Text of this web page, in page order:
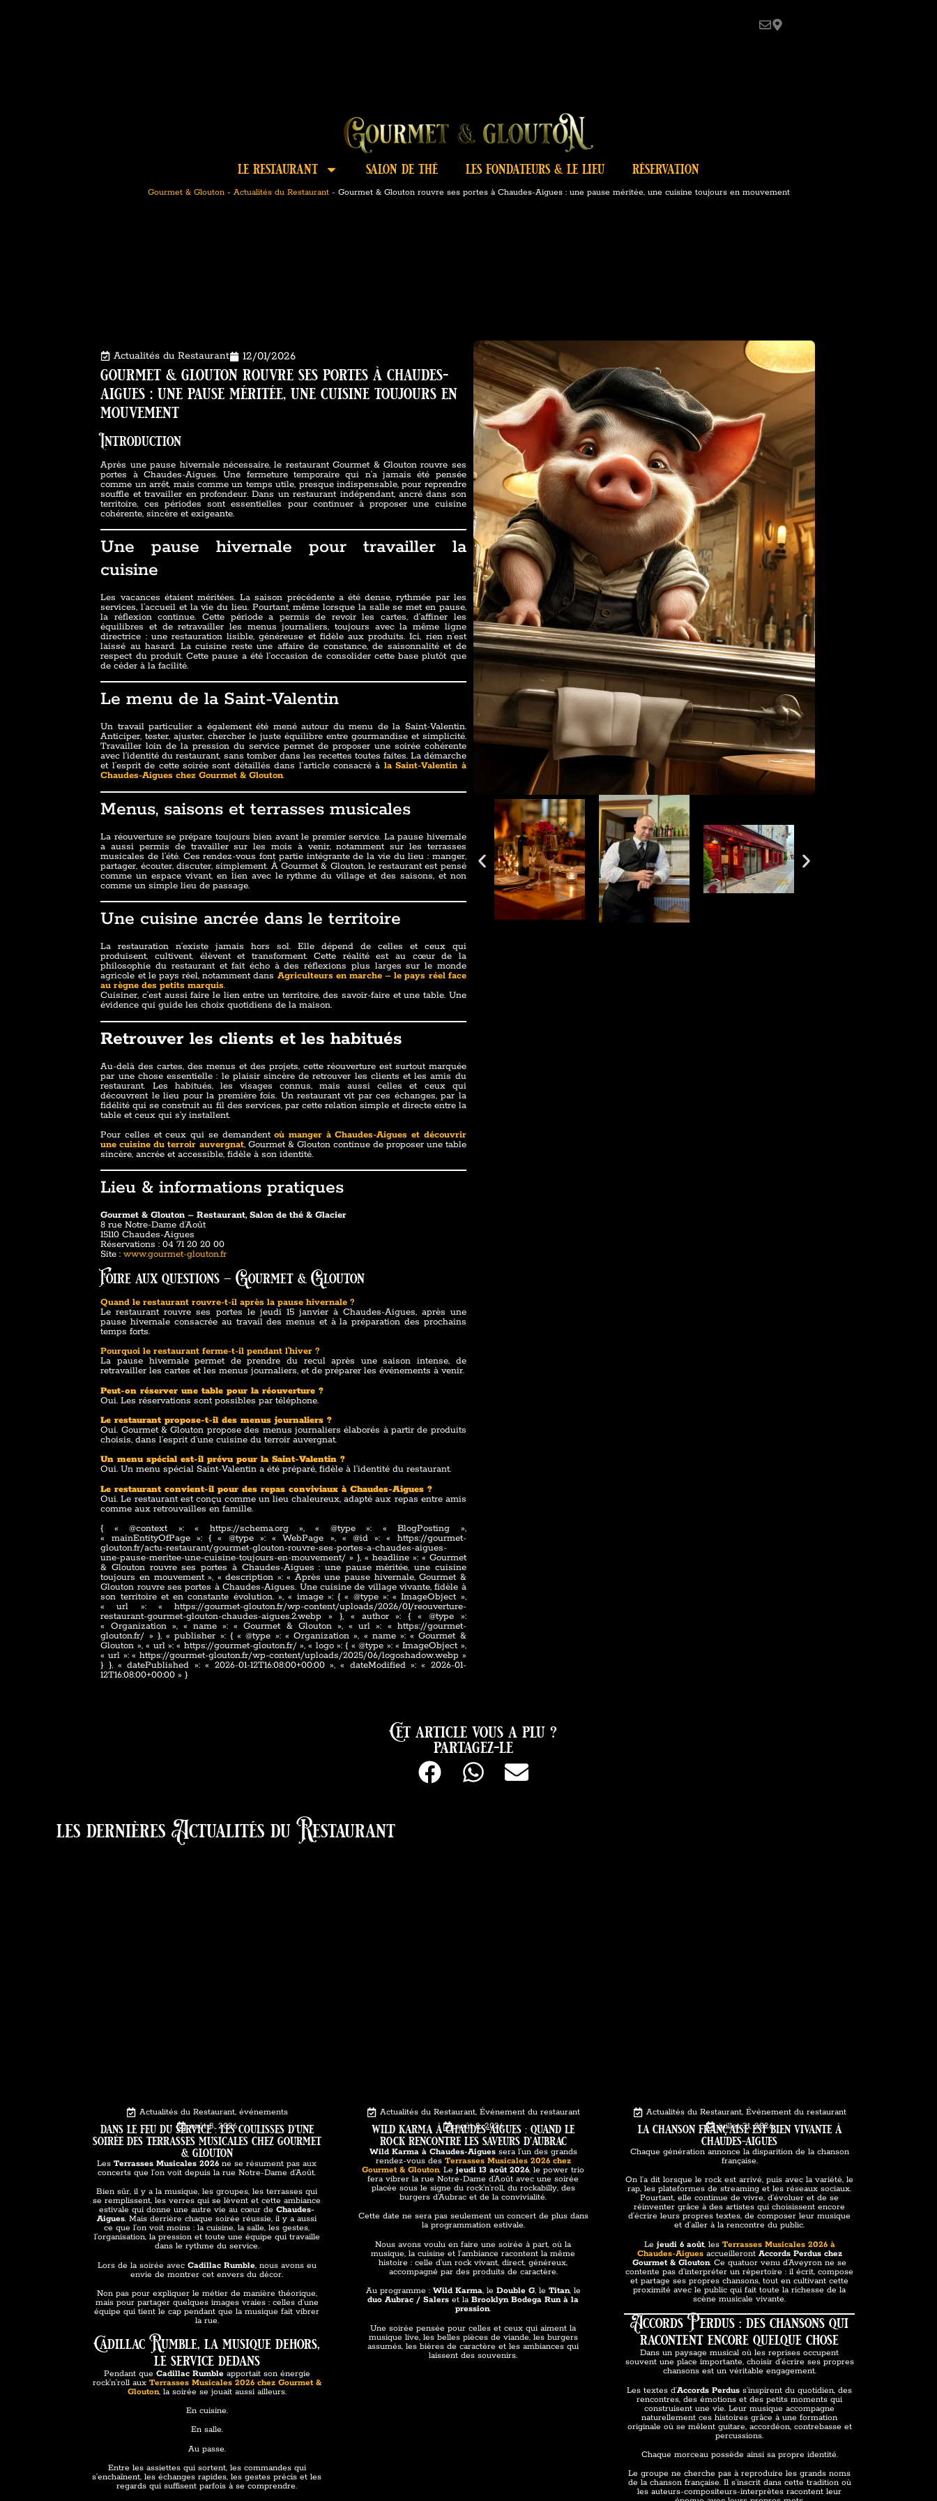
le restaurant salon de thé les fondateurs & le lieu réservation
Gourmet & Glouton- Actualités du Restaurant- Gourmet & Glouton rouvre ses portes à Chaudes-Aigues : une pause méritée, une cuisine toujours en mouvement
Actualités du Restaurant 12/01/2026
gourmet & glouton rouvre ses portes à chaudes-
aigues : une pause méritée, une cuisine toujours en
mouvement
Introduction
Après une pause hivernale nécessaire, le restaurant Gourmet & Glouton rouvre ses
portes à Chaudes-Aigues. Une fermeture temporaire qui n’a jamais été pensée
comme un arrêt, mais comme un temps utile, presque indispensable, pour reprendre
souffle et travailler en profondeur. Dans un restaurant indépendant, ancré dans son
territoire, ces périodes sont essentielles pour continuer à proposer une cuisine
cohérente, sincère et exigeante.
Une pause hivernale pour travailler la
cuisine
Les vacances étaient méritées. La saison précédente a été dense, rythmée par les
services, l’accueil et la vie du lieu. Pourtant, même lorsque la salle se met en pause,
la réflexion continue. Cette période a permis de revoir les cartes, d’affiner les
équilibres et de retravailler les menus journaliers, toujours avec la même ligne
directrice : une restauration lisible, généreuse et fidèle aux produits. Ici, rien n’est
laissé au hasard. La cuisine reste une affaire de constance, de saisonnalité et de
respect du produit. Cette pause a été l’occasion de consolider cette base plutôt que
de céder à la facilité.
Le menu de la Saint-Valentin
Un travail particulier a également été mené autour du menu de la Saint-Valentin.
Anticiper, tester, ajuster, chercher le juste équilibre entre gourmandise et simplicité.
Travailler loin de la pression du service permet de proposer une soirée cohérente
avec l’identité du restaurant, sans tomber dans les recettes toutes faites. La démarche
et l’esprit de cette soirée sont détaillés dans l’article consacré à la Saint-Valentin à
Chaudes-Aigues chez Gourmet & Glouton.
Menus, saisons et terrasses musicales
La réouverture se prépare toujours bien avant le premier service. La pause hivernale
a aussi permis de travailler sur les mois à venir, notamment sur les terrasses
musicales de l’été. Ces rendez-vous font partie intégrante de la vie du lieu : manger,
partager, écouter, discuter, simplement. À Gourmet & Glouton, le restaurant est pensé
comme un espace vivant, en lien avec le rythme du village et des saisons, et non
comme un simple lieu de passage.
Une cuisine ancrée dans le territoire
La restauration n’existe jamais hors sol. Elle dépend de celles et ceux qui
produisent, cultivent, élèvent et transforment. Cette réalité est au cœur de la
philosophie du restaurant et fait écho à des réflexions plus larges sur le monde
agricole et le pays réel, notamment dans Agriculteurs en marche – le pays réel face
au règne des petits marquis.
Cuisiner, c’est aussi faire le lien entre un territoire, des savoir-faire et une table. Une
évidence qui guide les choix quotidiens de la maison.
Retrouver les clients et les habitués
Au-delà des cartes, des menus et des projets, cette réouverture est surtout marquée
par une chose essentielle : le plaisir sincère de retrouver les clients et les amis du
restaurant. Les habitués, les visages connus, mais aussi celles et ceux qui
découvrent le lieu pour la première fois. Un restaurant vit par ces échanges, par la
fidélité qui se construit au fil des services, par cette relation simple et directe entre la
table et ceux qui s’y installent.
Pour celles et ceux qui se demandentoù manger à Chaudes-Aigues et découvrir
une cuisine du terroir auvergnat, Gourmet & Glouton continue de proposer une table
sincère, ancrée et accessible, fidèle à son identité.
Lieu & informations pratiques
Gourmet & Glouton – Restaurant, Salon de thé & Glacier
8 rue Notre-Dame d’Août
15110 Chaudes-Aigues
Réservations : 04 71 20 20 00
Site :www.gourmet-glouton.fr
Foire aux questions – Gourmet & Glouton
Quand le restaurant rouvre-t-il après la pause hivernale ?
Le restaurant rouvre ses portes le jeudi 15 janvier à Chaudes-Aigues, après une
pause hivernale consacrée au travail des menus et à la préparation des prochains
temps forts.
Pourquoi le restaurant ferme-t-il pendant l’hiver ?
La pause hivernale permet de prendre du recul après une saison intense, de
retravailler les cartes et les menus journaliers, et de préparer les événements à venir.
Peut-on réserver une table pour la réouverture ?
Oui. Les réservations sont possibles par téléphone.
Le restaurant propose-t-il des menus journaliers ?
Oui. Gourmet & Glouton propose des menus journaliers élaborés à partir de produits
choisis, dans l’esprit d’une cuisine du terroir auvergnat.
Un menu spécial est-il prévu pour la Saint-Valentin ?
Oui. Un menu spécial Saint-Valentin a été préparé, fidèle à l’identité du restaurant.
Le restaurant convient-il pour des repas conviviaux à Chaudes-Aigues ?
Oui. Le restaurant est conçu comme un lieu chaleureux, adapté aux repas entre amis
comme aux retrouvailles en famille.
{ « @context »: « https://schema.org », « @type »: « BlogPosting »,
« mainEntityOfPage »: { « @type »: « WebPage », « @id »: « https://gourmet-
glouton.fr/actu-restaurant/gourmet-glouton-rouvre-ses-portes-a-chaudes-aigues-
une-pause-meritee-une-cuisine-toujours-en-mouvement/ » }, « headline »: « Gourmet
& Glouton rouvre ses portes à Chaudes-Aigues : une pause méritée, une cuisine
toujours en mouvement », « description »: « Après une pause hivernale, Gourmet &
Glouton rouvre ses portes à Chaudes-Aigues. Une cuisine de village vivante, fidèle à
son territoire et en constante évolution. », « image »: { « @type »: « ImageObject »,
« url »: « https://gourmet-glouton.fr/wp-content/uploads/2026/01/reouverture-
restaurant-gourmet-glouton-chaudes-aigues.2.webp » }, « author »: { « @type »:
« Organization », « name »: « Gourmet & Glouton », « url »: « https://gourmet-
glouton.fr/ » }, « publisher »: { « @type »: « Organization », « name »: « Gourmet &
Glouton », « url »: « https://gourmet-glouton.fr/ », « logo »: { « @type »: « ImageObject »,
« url »: « https://gourmet-glouton.fr/wp-content/uploads/2025/06/logoshadow.webp »
} }, « datePublished »: « 2026-01-12T16:08:00+00:00 », « dateModified »: « 2026-01-
12T16:08:00+00:00 » }
Cet article vous a plu ?
partagez-le
les dernièresActualités du Restaurant
Actualités du Restaurant, événements
août 8, 2026
dans le feu du service : les coulisses d’une
soirée des terrasses musicales chez gourmet
& glouton
LesTerrasses Musicales 2026 ne se résument pas aux
concerts que l’on voit depuis la rue Notre-Dame d’Août.
Bien sûr, il y a la musique, les groupes, les terrasses qui
se remplissent, les verres qui se lèvent et cette ambiance
estivale qui donne une autre vie au cœur deChaudes-
Aigues. Mais derrière chaque soirée réussie, il y a aussi
ce que l’on voit moins : la cuisine, la salle, les gestes,
l’organisation, la pression et toute une équipe qui travaille
dans le rythme du service.
Lors de la soirée avec Cadillac Rumble, nous avons eu
envie de montrer cet envers du décor.
Non pas pour expliquer le métier de manière théorique,
mais pour partager quelques images vraies : celles d’une
équipe qui tient le cap pendant que la musique fait vibrer
la rue.
Cadillac Rumble, la musique dehors,
le service dedans
Pendant que Cadillac Rumbleapportait son énergie
rock’n’roll aux Terrasses Musicales 2026 chez Gourmet &
Glouton, la soirée se jouait aussi ailleurs.
En cuisine.
En salle.
Au passe.
Entre les assiettes qui sortent, les commandes qui
s’enchaînent, les échanges rapides, les gestes précis et les
regards qui suffisent parfois à se comprendre.
Actualités du Restaurant, Événement du restaurant
août 8, 2026
wild karma à chaudes-aigues : quand le
rock rencontre les saveurs d’aubrac
Wild Karma à Chaudes-Aiguessera l’un des grands
rendez-vous des Terrasses Musicales 2026 chez
Gourmet & Glouton. Lejeudi 13 août 2026, le power trio
fera vibrer la rue Notre-Dame d’Août avec une soirée
placée sous le signe du rock’n’roll, du rockabilly, des
burgers d’Aubrac et de la convivialité.
Cette date ne sera pas seulement un concert de plus dans
la programmation estivale.
Nous avons voulu en faire une soirée à part, où la
musique, la cuisine et l’ambiance racontent la même
histoire : celle d’un rock vivant, direct, généreux,
accompagné par des produits de caractère.
Au programme : Wild Karma, le Double G, le Titan, le
duo Aubrac / Salers et laBrooklyn Bodega Run à la
pression.
Une soirée pensée pour celles et ceux qui aiment la
musique live, les belles pièces de viande, les burgers
assumés, les bières de caractère et les ambiances qui
laissent des souvenirs.
Actualités du Restaurant, Événement du restaurant
juillet 31, 2026
la chanson française est bien vivante à
chaudes-aigues
Chaque génération annonce la disparition de la chanson
française.
On l’a dit lorsque le rock est arrivé, puis avec la variété, le
rap, les plateformes de streaming et les réseaux sociaux.
Pourtant, elle continue de vivre, d’évoluer et de se
réinventer grâce à des artistes qui choisissent encore
d’écrire leurs propres textes, de composer leur musique
et d’aller à la rencontre du public.
Le jeudi 6 août, les Terrasses Musicales 2026 à
Chaudes-Aiguesaccueilleront Accords Perdus chez
Gourmet & Glouton. Ce quatuor venu d’Aveyron ne se
contente pas d’interpréter un répertoire : il écrit, compose
et partage ses propres chansons, tout en cultivant cette
proximité avec le public qui fait toute la richesse de la
scène musicale vivante.
Accords Perdus : des chansons qui
racontent encore quelque chose
Dans un paysage musical où les reprises occupent
souvent une place importante, choisir d’écrire ses propres
chansons est un véritable engagement.
Les textes d’Accords Perdus s’inspirent du quotidien, des
rencontres, des émotions et des petits moments qui
construisent une vie. Leur musique accompagne
naturellement ces histoires grâce à une formation
originale où se mêlent guitare, accordéon, contrebasse et
percussions.
Chaque morceau possède ainsi sa propre identité.
Le groupe ne cherche pas à reproduire les grands noms
de la chanson française. Il s’inscrit dans cette tradition où
les auteurs-compositeurs-interprètes racontent leur